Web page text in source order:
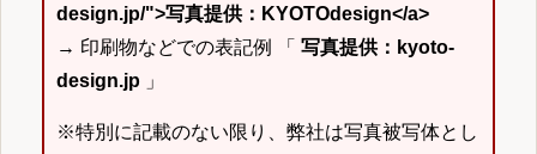
design.jp/">写真提供：KYOTOdesign</a>
→ 印刷物などでの表記例 「 写真提供：kyoto-
design.jp 」
※特別に記載のない限り、弊社は写真被写体とし